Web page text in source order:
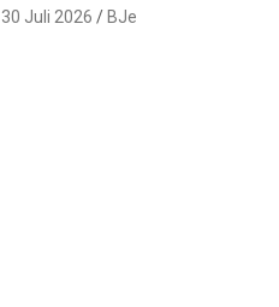
Seluruh Vendor
30 Juli 2026 BJe